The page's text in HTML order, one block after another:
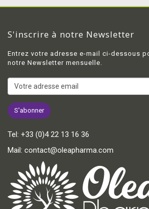
S'inscrire à notre Newsletter
Entrez votre adresse e-mail ci-dessous
notre Newsletter mensuelle.
Tel: +33 (0)4 22 13 16 36
Mail: contact@oleapharma.com